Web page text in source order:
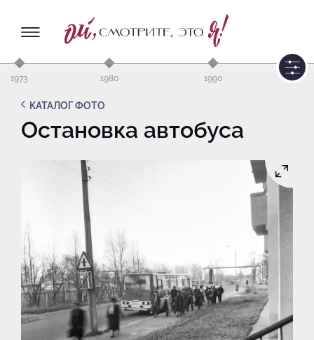
1973 1980 1990
КАТАЛОГ ФОТО
Остановка автобуса